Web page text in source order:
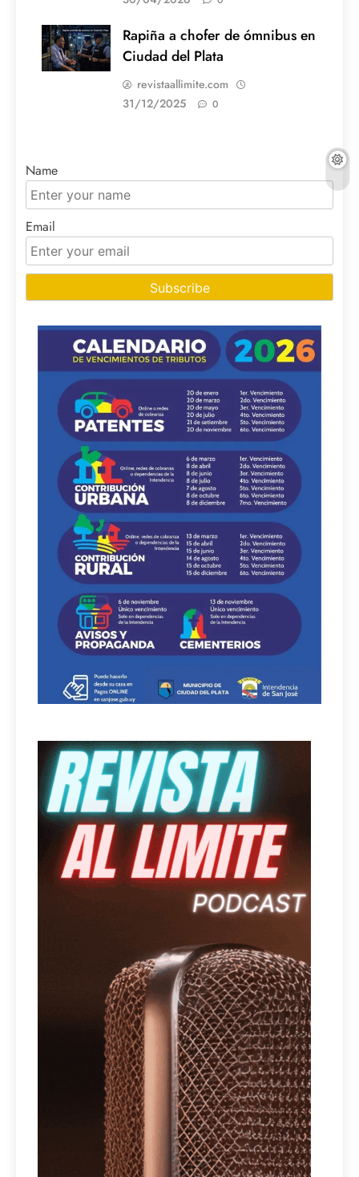
Rapiña a chofer de ómnibus en
Ciudad del Plata
revistaallimite.com
31/12/2025
0
Name
Email